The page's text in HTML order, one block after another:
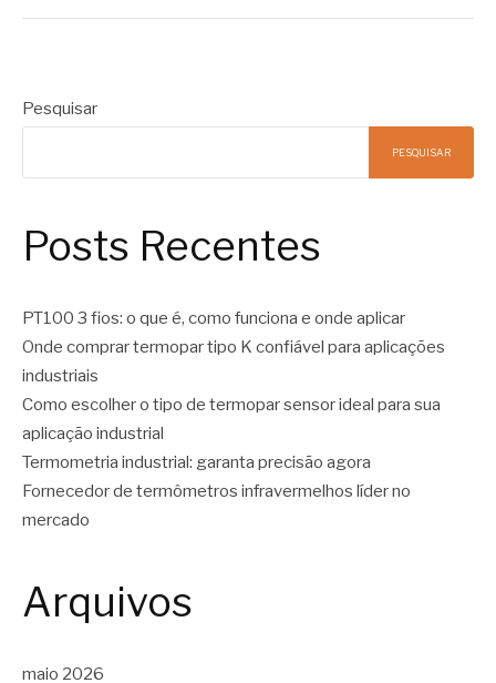
Pesquisar
PESQUISAR
Posts Recentes
PT100 3 fios: o que é, como funciona e onde aplicar
Onde comprar termopar tipo K confiável para aplicações
industriais
Como escolher o tipo de termopar sensor ideal para sua
aplicação industrial
Termometria industrial: garanta precisão agora
Fornecedor de termômetros infravermelhos líder no
mercado
Arquivos
maio 2026